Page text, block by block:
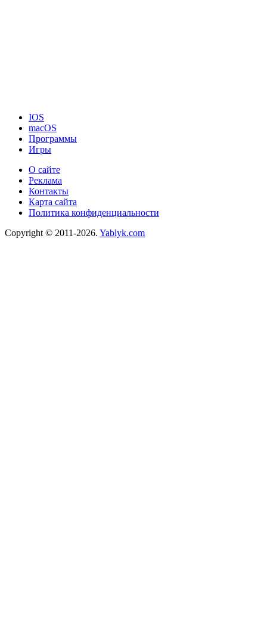
IOS
macOS
Программы
Игры
О сайте
Реклама
Контакты
Карта сайта
Политика конфиденциальности
Copyright © 2011-2026. Yablyk.сom